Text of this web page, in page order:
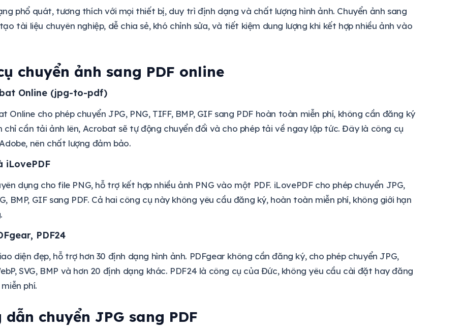
phổ quát, tương thích với mọi thiết bị, duy trì định dạng và chất lượng hình ảnh. Chuyển ảnh sang
tài liệu chuyên nghiệp, dễ chia sẻ, khó chỉnh sửa, và tiết kiệm dung lượng khi kết hợp nhiều ảnh vào
chuyển ảnh sang PDF online
Online (jpg-to-pdf)
Online cho phép chuyển JPG, PNG, TIFF, BMP, GIF sang PDF hoàn toàn miễn phí, không cần đăng ký
chỉ cần tải ảnh lên, Acrobat sẽ tự động chuyển đổi và cho phép tải về ngay lập tức. Đây là công cụ
nên chất lượng đảm bảo.
iLovePDF
dụng cho file PNG, hỗ trợ kết hợp nhiều ảnh PNG vào một PDF. iLovePDF cho phép chuyển JPG,
BMP, GIF sang PDF. Cả hai công cụ này không yêu cầu đăng ký, hoàn toàn miễn phí, không giới hạn
PDF24
diện đẹp, hỗ trợ hơn 30 định dạng hình ảnh. PDFgear không cần đăng ký, cho phép chuyển JPG,
SVG, BMP và hơn 20 định dạng khác. PDF24 là công cụ của Đức, không yêu cầu cài đặt hay đăng
phí.
dẫn chuyển JPG sang PDF